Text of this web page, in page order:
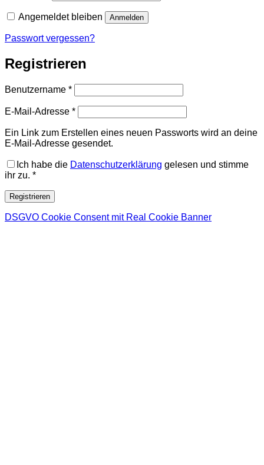
Angemeldet bleiben Anmelden
Passwort vergessen?
Registrieren
Benutzername *Erforderlich
E-Mail-Adresse *Erforderlich
Ein Link zum Erstellen eines neuen Passworts wird an deine
E-Mail-Adresse gesendet.
Ich habe die Datenschutzerklärung gelesen und stimme
ihr zu. *
Registrieren
DSGVO Cookie Consent mit Real Cookie Banner